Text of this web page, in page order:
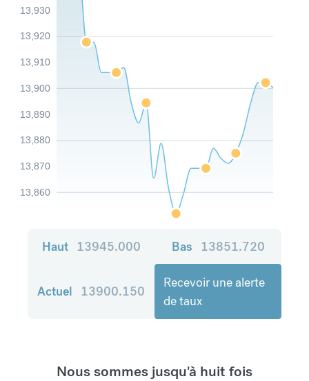
13,860
13,870
13,880
13,890
13,900
13,910
13,920
13,930
Haut 13945.000 Bas 13851.720
Actuel 13900.150
Recevoir une alerte
de taux
Nous sommes jusqu'à huit fois